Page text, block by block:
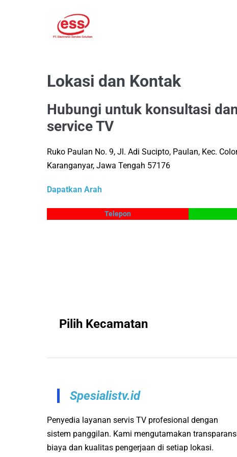
Lokasi dan Kontak
Hubungi untuk konsultasi
service TV
Ruko Paulan No. 9, Jl. Adi Sucipto, Paulan, Kec.
Karanganyar, Jawa Tengah 57176
Dapatkan Arah
Telepon
Pilih Kecamatan
Spesialistv.id
Penyedia layanan servis TV profesional dengan
sistem panggilan. Kami mengutamakan
biaya dan kualitas pengerjaan di setiap lokasi.